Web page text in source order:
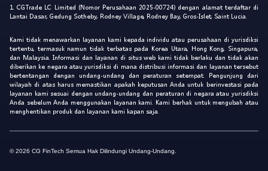
1. CGTrade LC Limited (Nomor Perusahaan 2025-00724) dengan alamat terdaftar di
Lantai Dasar, Gedung Sotheby, Rodney Village, Rodney Bay, Gros-Islet, Saint Lucia.
Kami tidak menawarkan layanan kami kepada individu atau perusahaan di yurisdiksi
tertentu, termasuk namun tidak terbatas pada Korea Utara, Hong Kong, Singapura,
dan Malaysia. Informasi dan layanan di situs web kami tidak berlaku dan tidak akan
diberikan ke negara atau yurisdiksi di mana distribusi informasi dan layanan tersebut
bertentangan dengan undang-undang dan peraturan setempat. Pengunjung dari
wilayah di atas harus memastikan apakah keputusan Anda untuk berinvestasi pada
layanan kami sesuai dengan undang-undang dan peraturan di negara atau yurisdiksi
Anda sebelum Anda menggunakan layanan kami. Kami berhak untuk mengubah atau
menghentikan produk dan layanan kami kapan saja.
© 2026 CG FinTech Semua Hak Dilindungi Undang-Undang.